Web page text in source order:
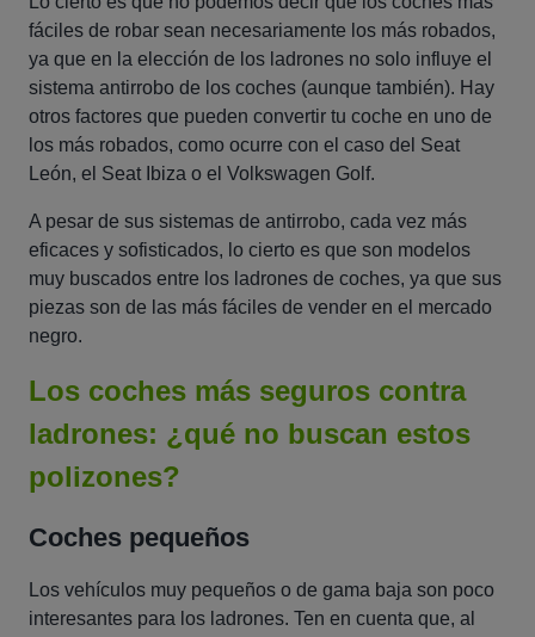
fáciles de robar sean necesariamente los más robados,
ya que en la elección de los ladrones no solo influye el
sistema antirrobo de los coches (aunque también). Hay
otros factores que pueden convertir tu coche en uno de
los más robados, como ocurre con el caso del Seat
León, el Seat Ibiza o el Volkswagen Golf.
A pesar de sus sistemas de antirrobo, cada vez más
eficaces y sofisticados, lo cierto es que son modelos
muy buscados entre los ladrones de coches, ya que sus
piezas son de las más fáciles de vender en el mercado
negro.
Los coches más seguros contra
ladrones: ¿qué no buscan estos
polizones?
Coches pequeños
Los vehículos muy pequeños o de gama baja son poco
interesantes para los ladrones. Ten en cuenta que, al